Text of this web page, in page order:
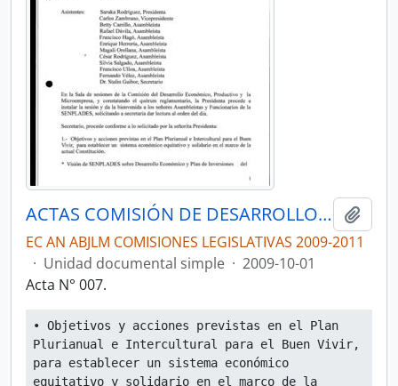
ACTAS COMISIÓN DE DESARROLLO ECONÓMICO, PRODUCTIVO Y LA MICROEMPRESA
EC AN ABJLM COMISIONES LEGISLATIVAS 2009-2011
· Unidad documental simple · 2009-10-01
Acta N° 007.
• Objetivos y acciones previstas en el Plan
Plurianual e Intercultural para el Buen Vivir,
para establecer un sistema económico
equitativo y solidario en el marco de la